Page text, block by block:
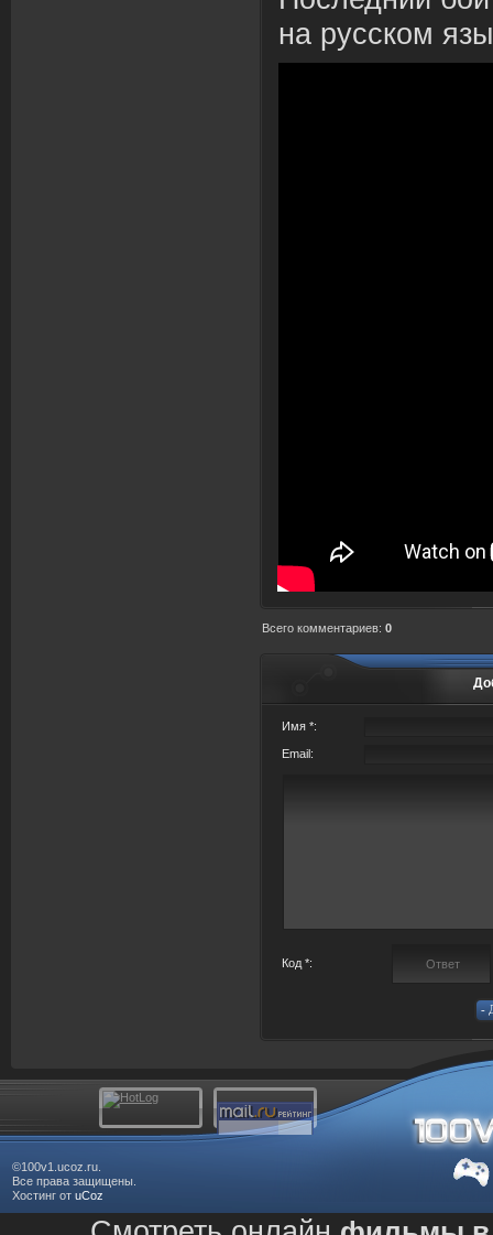
на русском
Всего комментариев: 0
Имя *:
Email:
Код *:
©100v1.ucoz.ru.
Все права защищены.
Хостинг от uCoz